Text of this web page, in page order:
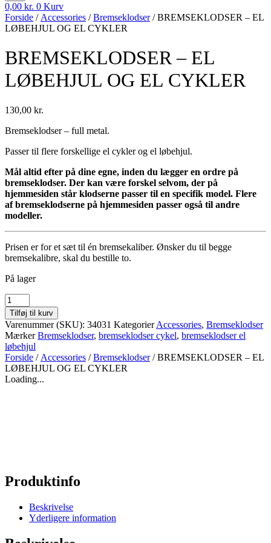
0,00 kr. 0 Kurv
Forside / Accessories /Bremseklodser/ BREMSEKLODSER – EL
LØBEHJUL OG EL CYKLER
BREMSEKLODSER – EL
LØBEHJUL OG EL CYKLER
130,00 kr.
Bremseklodser – full metal.
Passer til flere forskellige el cykler og el løbehjul.
Mål altid efter på dine egne, inden du lægger en ordre på
bremseklodser. Der kan være forskel selvom, der på
hjemmesiden står klodserne passer til en specifik model. Flere
af bremseklodserne på hjemmesiden passer også til andre
modeller.
Prisen er for et sæt til én bremsekaliber. Ønsker du til begge
bremsekalibre, skal du bestille to.
På lager
BREMSEKLODSER
-
EL
LØBEHJUL
OG
EL
CYKLER
antal
Tilføj til kurv
Varenummer (SKU): 34031 Kategorier Accessories, Bremseklodser
Mærker Bremseklodser, bremseklodser cykel, bremseklodser el
løbehjul
Forside / Accessories /Bremseklodser/ BREMSEKLODSER – EL
LØBEHJUL OG EL CYKLER
Loading...
Produktinfo
Beskrivelse
Yderligere information